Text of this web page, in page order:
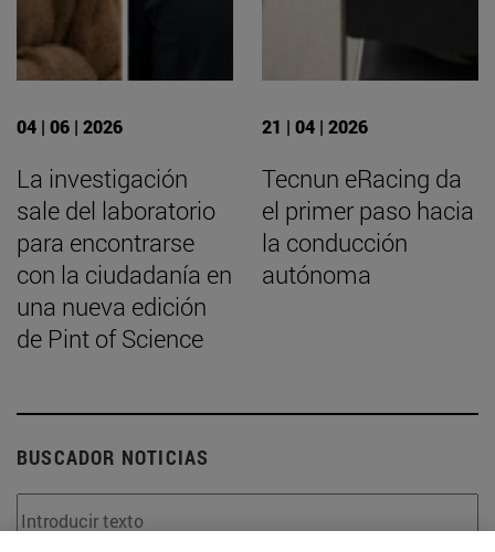
04 | 06 | 2026
La investigación
sale del laboratorio
para encontrarse
con la ciudadanía en
una nueva edición
de Pint of Science
21 | 04 | 2026
Tecnun eRacing da
el primer paso hacia
la conducción
autónoma
BUSCADOR NOTICIAS